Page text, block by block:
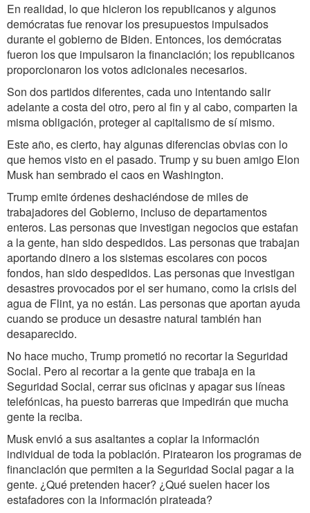
En realidad, lo que hicieron los republicanos y algunos
demócratas fue renovar los presupuestos impulsados
durante el gobierno de Biden. Entonces, los demócratas
fueron los que impulsaron la financiación; los republicanos
proporcionaron los votos adicionales necesarios.
Son dos partidos diferentes, cada uno intentando salir
adelante a costa del otro, pero al fin y al cabo, comparten la
misma obligación, proteger al capitalismo de sí mismo.
Este año, es cierto, hay algunas diferencias obvias con lo
que hemos visto en el pasado. Trump y su buen amigo Elon
Musk han sembrado el caos en Washington.
Trump emite órdenes deshaciéndose de miles de
trabajadores del Gobierno, incluso de departamentos
enteros. Las personas que investigan negocios que estafan
a la gente, han sido despedidos. Las personas que trabajan
aportando dinero a los sistemas escolares con pocos
fondos, han sido despedidos. Las personas que investigan
desastres provocados por el ser humano, como la crisis del
agua de Flint, ya no están. Las personas que aportan ayuda
cuando se produce un desastre natural también han
desaparecido.
No hace mucho, Trump prometió no recortar la Seguridad
Social. Pero al recortar a la gente que trabaja en la
Seguridad Social, cerrar sus oficinas y apagar sus líneas
telefónicas, ha puesto barreras que impedirán que mucha
gente la reciba.
Musk envió a sus asaltantes a copiar la información
individual de toda la población. Piratearon los programas de
financiación que permiten a la Seguridad Social pagar a la
gente. ¿Qué pretenden hacer? ¿Qué suelen hacer los
estafadores con la información pirateada?